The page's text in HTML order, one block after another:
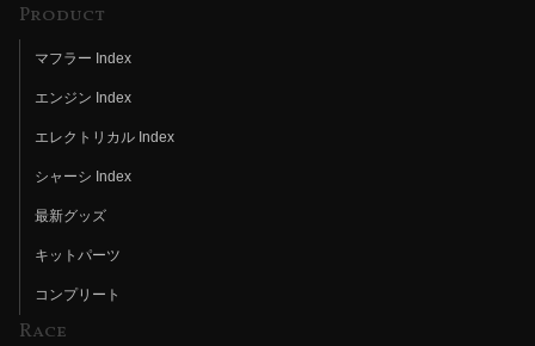
Product
マフラー Index
エンジン Index
エレクトリカル Index
シャーシ Index
最新グッズ
キットパーツ
コンプリート
Race